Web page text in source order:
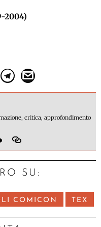
2004)
critica, approfondimento
SU:
COMICON TEX